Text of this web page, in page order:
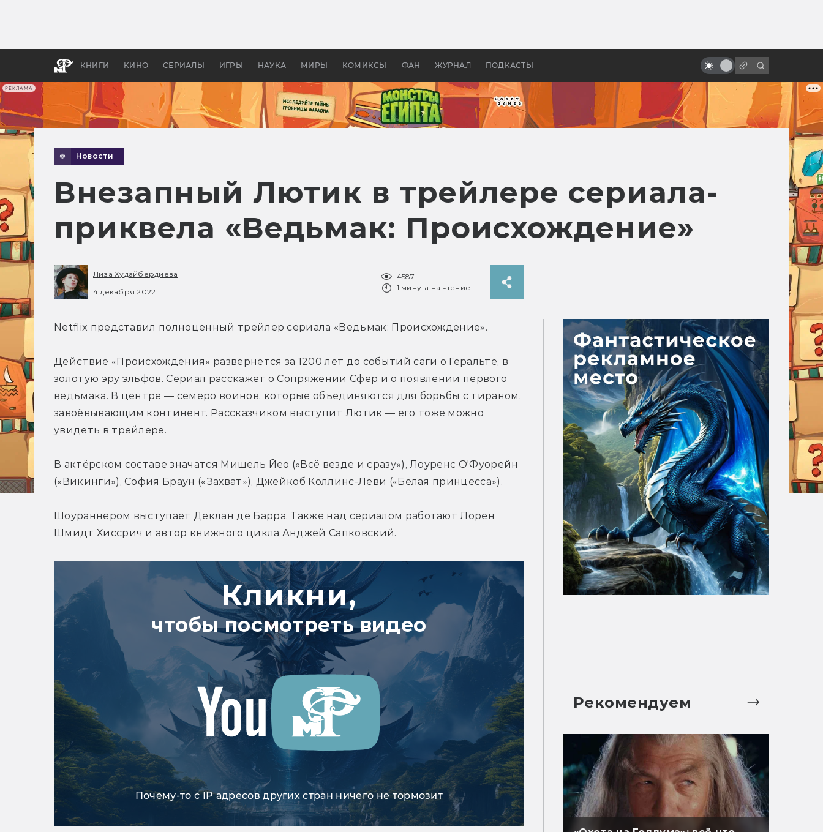
РЕКЛАМА
КНИГИ КИНО СЕРИАЛЫ ИГРЫ НАУКА МИРЫ КОМИКСЫ ФАН ЖУРНАЛ ПОДКАСТЫ
апокалипсис, в России —
бы «Властелина колец»
ли он проверку временем?
Новости
Внезапный Лютик в трейлере сериала-
приквела «Ведьмак: Происхождение»
Лиза Худайбердиева
4 декабря 2022 г.
4587
1 минута на чтение
Netflix представил полноценный трейлер сериала «Ведьмак: Происхождение».
Действие «Происхождения» развернётся за 1200 лет до событий саги о Геральте, в
золотую эру эльфов. Сериал расскажет о Сопряжении Сфер и о появлении первого
ведьмака. В центре — семеро воинов, которые объединяются для борьбы с тираном,
завоёвывающим континент. Рассказчиком выступит Лютик — его тоже можно
увидеть в трейлере.
В актёрском составе значатся Мишель Йео («Всё везде и сразу»), Лоуренс О'Фуорейн
(«Викинги»), София Браун («Захват»), Джейкоб Коллинс-Леви («Белая принцесса»).
Шоураннером выступает Деклан де Барра. Также над сериалом работают Лорен
Шмидт Хиссрич и автор книжного цикла Анджей Сапковский.
Кликни,
чтобы посмотреть видео
Почему-то с IP адресов других стран ничего не тормозит
Рекомендуем